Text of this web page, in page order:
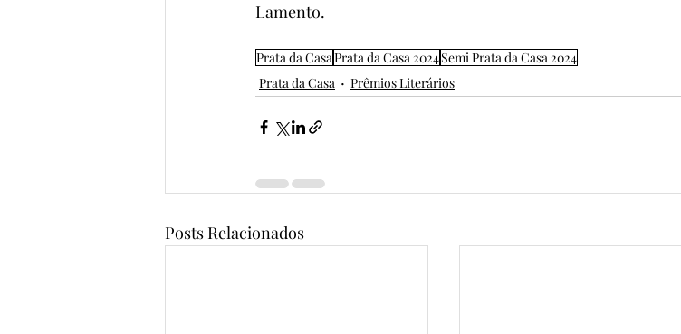
Lamento.
Prata da CasaPrata da Casa 2024Semi Prata da Casa 2024
Prata da Casa
Prêmios Literários
Posts Relacionados